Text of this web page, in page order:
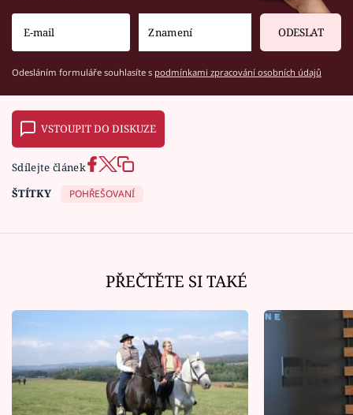
ODESLAT
Odesláním formuláře souhlasíte s podmínkami zpracování osobních údajů
VSTOUPIT DO DISKUZE
Sdílejte článek
ŠTÍTKY
POHŘEŠOVANÍ
PŘEČTĚTE SI TAKÉ